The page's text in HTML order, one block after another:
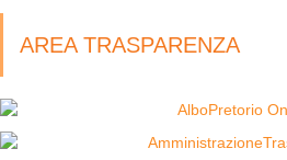
AREA TRASPARENZA